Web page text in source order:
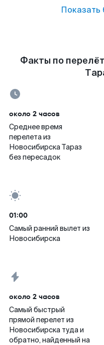
Показать
Факты по
около 2 часов
Среднее время
перелета из
Новосибирска Тараз
без пересадок
01:00
Самый ранний вылет из
Новосибирска
около 2 часов
Самый быстрый
прямой перелет из
Новосибирска туда и
обратно, найденный на